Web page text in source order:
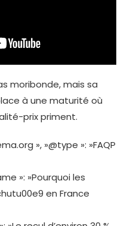
moribonde, mais sa
à une maturité où
prix priment.
», »@type »: »FAQP
»: »Pourquoi les
en France